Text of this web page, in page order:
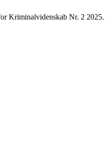
Kriminalvidenskab Nr. 2 2025.